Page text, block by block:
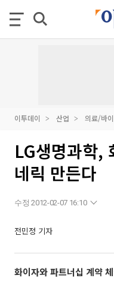
이투데이 산업 의료/바
LG생명과학,
네릭 만든다
수정 2012-02-07 16:10
전민정 기자
화이자와 파트너십 계약